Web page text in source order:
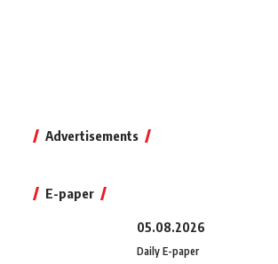
Advertisements
E-paper
05.08.2026
Daily E-paper